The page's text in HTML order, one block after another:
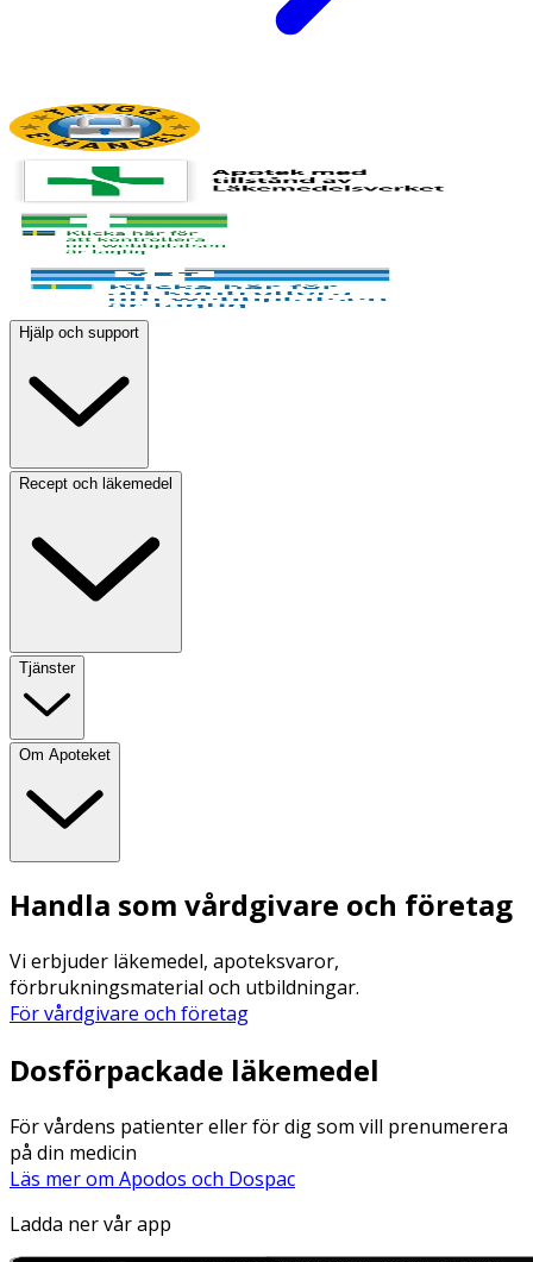
Hjälp och support
Recept och läkemedel
Tjänster
Om Apoteket
Handla som vårdgivare och företag
Vi erbjuder läkemedel, apoteksvaror,
förbrukningsmaterial och utbildningar.
För vårdgivare och företag
Dosförpackade läkemedel
För vårdens patienter eller för dig som vill prenumerera
på din medicin
Läs mer om Apodos och Dospac
Ladda ner vår app